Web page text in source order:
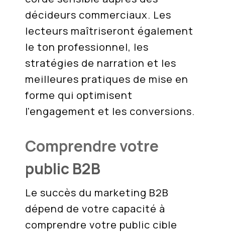
décideurs commerciaux. Les
lecteurs maîtriseront également
le ton professionnel, les
stratégies de narration et les
meilleures pratiques de mise en
forme qui optimisent
l'engagement et les conversions.
Comprendre votre
public B2B
Le succès du marketing B2B
dépend de votre capacité à
comprendre votre public cible